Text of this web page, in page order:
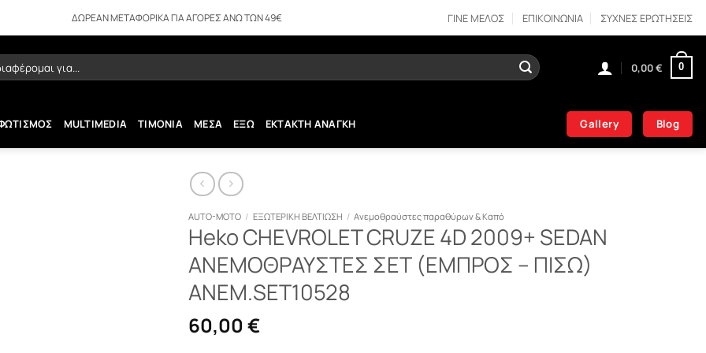
ΔΩΡΕΑΝ ΜΕΤΑΦΟΡΙΚΑ ΓΙΑ ΑΓΟΡΕΣ ΑΝΩ ΤΩΝ 49€ ΓΙΝΕ ΜΕΛΟΣ ΕΠΙΚΟΙΝΩΝΙΑ ΣΥΧΝΕΣ ΕΡΩΤΗΣΕΙΣ
0,00€ 0
MULTIMEDIA ΤΙΜΟΝΙΑ ΜΕΣΑ ΕΞΩ ΕΚΤΑΚΤΗ ΑΝΑΓΚΗ Gallery Blog
AUTO-MOTO / ΕΞΩΤΕΡΙΚΗ ΒΕΛΤΙΩΣΗ / Ανεμοθραύστες παραθύρων & Καπό
Heko CHEVROLET CRUZE 4D 2009+ SEDAN
ΑΝΕΜΟΘΡΑΥΣΤΕΣ ΣΕΤ (ΕΜΠΡΟΣ – ΠΙΣΩ)
ΑΝΕΜ.SET10528
60,00€